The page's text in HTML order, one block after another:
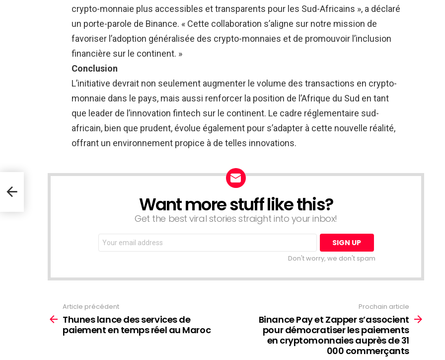
crypto-monnaie plus accessibles et transparents pour les Sud-Africains », a déclaré
un porte-parole de Binance. « Cette collaboration s’aligne sur notre mission de
favoriser l’adoption généralisée des crypto-monnaies et de promouvoir l’inclusion
financière sur le continent. »
Conclusion
L’initiative devrait non seulement augmenter le volume des transactions en crypto-
monnaie dans le pays, mais aussi renforcer la position de l’Afrique du Sud en tant
que leader de l’innovation fintech sur le continent. Le cadre réglementaire sud-
africain, bien que prudent, évolue également pour s’adapter à cette nouvelle réalité,
offrant un environnement propice à de telles innovations.
Want more stuff like this?
Get the best viral stories straight into your inbox!
Email
address:
Don't worry, we don't spam
plus
Article précédent
Thunes lance des services de
paiement en temps réel au Maroc
Prochain article
Binance Pay et Zapper s’associent
pour démocratiser les paiements
en cryptomonnaies auprès de 31
000 commerçants